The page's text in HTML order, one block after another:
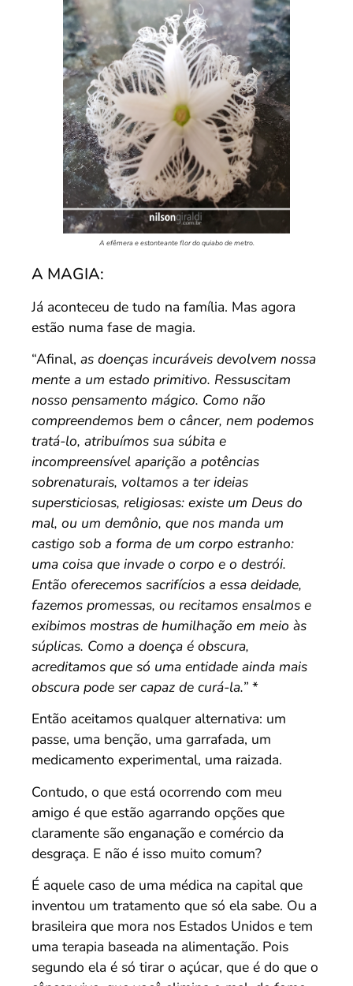
A efêmera e estonteante flor do quiabo de metro.
A MAGIA:
Já aconteceu de tudo na família. Mas agora
estão numa fase de magia.
“Afinal, as doenças incuráveis devolvem nossa
mente a um estado primitivo. Ressuscitam
nosso pensamento mágico. Como não
compreendemos bem o câncer, nem podemos
tratá-lo, atribuímos sua súbita e
incompreensível aparição a potências
sobrenaturais, voltamos a ter ideias
supersticiosas, religiosas: existe um Deus do
mal, ou um demônio, que nos manda um
castigo sob a forma de um corpo estranho:
uma coisa que invade o corpo e o destrói.
Então oferecemos sacrifícios a essa deidade,
fazemos promessas, ou recitamos ensalmos e
exibimos mostras de humilhação em meio às
súplicas. Como a doença é obscura,
acreditamos que só uma entidade ainda mais
obscura pode ser capaz de curá-la.” *
Então aceitamos qualquer alternativa: um
passe, uma benção, uma garrafada, um
medicamento experimental, uma raizada.
Contudo, o que está ocorrendo com meu
amigo é que estão agarrando opções que
claramente são enganação e comércio da
desgraça. E não é isso muito comum?
É aquele caso de uma médica na capital que
inventou um tratamento que só ela sabe. Ou a
brasileira que mora nos Estados Unidos e tem
uma terapia baseada na alimentação. Pois
segundo ela é só tirar o açúcar, que é do que o